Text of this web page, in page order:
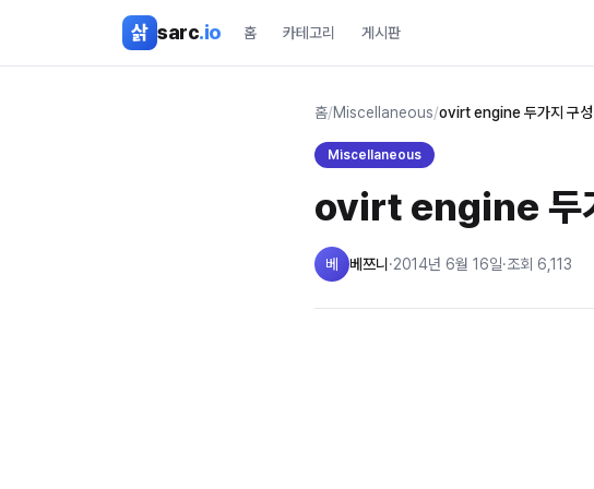
삵 sarc.io 홈 카테고리 게시판
홈/Miscellaneous/ovirt engine 두가지 구성
Miscellaneous
ovirt engine 두
베 베쯔니 ·2014년 6월 16일·조회 6,113